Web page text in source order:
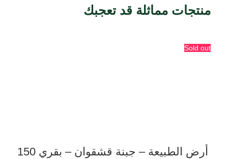
منتجات مماثلة قد تعجبك
Sold out
أرض الطبيعة – جبنة قشقوان – بقري 150